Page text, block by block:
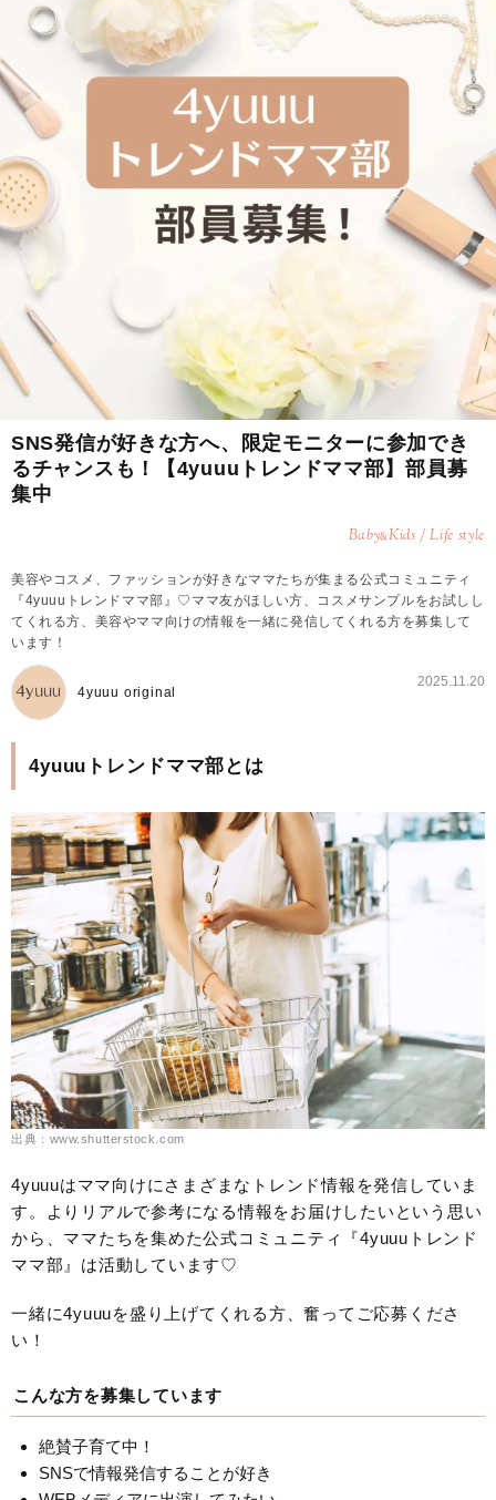
SNS発信が好きな方へ、限定モニターに参加でき
るチャンスも！【4yuuuトレンドママ部】部員募
集中
Baby&Kids / Life style
美容やコスメ、ファッションが好きなママたちが集まる公式コミュニティ
『4yuuuトレンドママ部』♡ママ友がほしい方、コスメサンプルをお試しし
てくれる方、美容やママ向けの情報を一緒に発信してくれる方を募集して
います！
4yuuu original
2025.11.20
4yuuuトレンドママ部とは
出典：www.shutterstock.com
4yuuuはママ向けにさまざまなトレンド情報を発信していま
す。よりリアルで参考になる情報をお届けしたいという思い
から、ママたちを集めた公式コミュニティ『4yuuuトレンド
ママ部』は活動しています♡
一緒に4yuuuを盛り上げてくれる方、奮ってご応募くださ
い！
こんな方を募集しています
絶賛子育て中！
SNSで情報発信することが好き